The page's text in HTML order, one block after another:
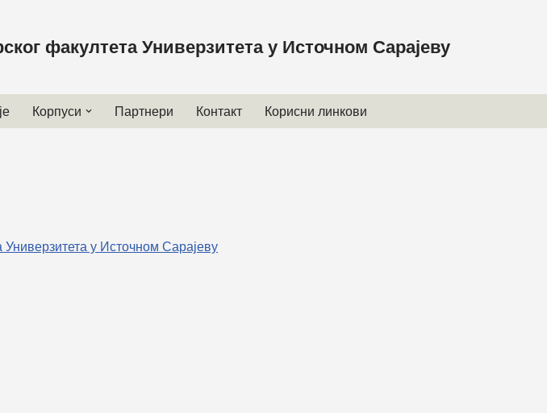
факултета Универзитета у Источном Сарајеву
Корпуси Партнери Контакт Корисни линкови
у Источном Сарајеву